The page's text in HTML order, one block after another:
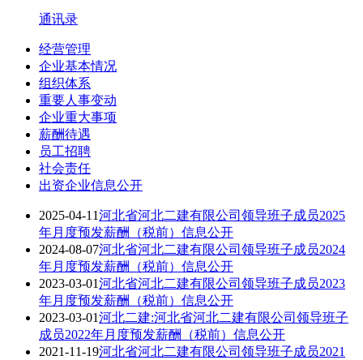
通讯录
经营管理
企业基本情况
组织体系
重要人事变动
企业重大事项
薪酬待遇
员工招聘
社会责任
出资企业信息公开
2025-04-11河北省河北二建有限公司领导班子成员2025
年月度预发薪酬（税前）信息公开
2024-08-07河北省河北二建有限公司领导班子成员2024
年月度预发薪酬（税前）信息公开
2023-03-01河北省河北二建有限公司领导班子成员2023
年月度预发薪酬（税前）信息公开
2023-03-01河北二建:河北省河北二建有限公司领导班子
成员2022年月度预发薪酬（税前）信息公开
2021-11-19河北省河北二建有限公司领导班子成员2021